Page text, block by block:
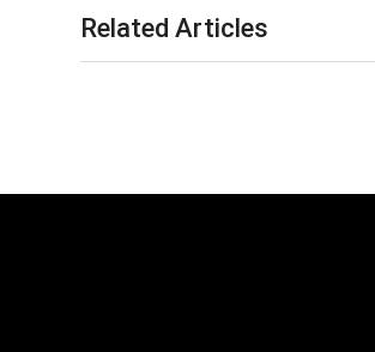
Related Articles